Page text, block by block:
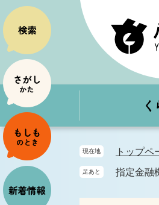
ー
ジ
の
先
頭
で
す
。
ニ
ュ
ー
を
飛
ば
し
て
本
文
く
現在地 トップペ
足あと 指定金融